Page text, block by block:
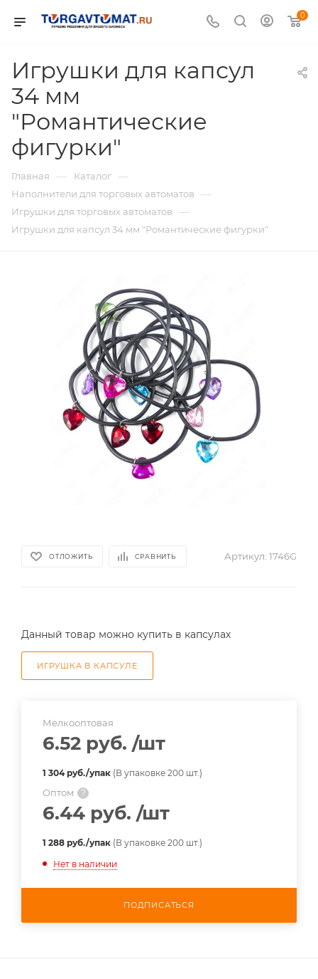
0
Игрушки для капсул
34 мм
"Романтические
фигурки"
Главная — Каталог —
Наполнители для торговых автоматов —
Игрушки для торговых автоматов —
Игрушки для капсул 34 мм "Романтические фигурки"
ОТЛОЖИТЬ СРАВНИТЬ Артикул: 1746G
Данный товар можно купить в капсулах
ИГРУШКА В КАПСУЛЕ
Мелкооптовая
6.52 руб. /шт
1 304 руб./упак (В упаковке 200 шт.)
Оптом ?
6.44 руб. /шт
1 288 руб./упак (В упаковке 200 шт.)
Нет в наличии
ПОДПИСАТЬСЯ